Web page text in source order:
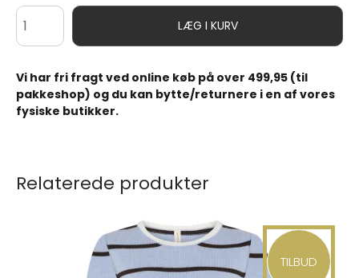
LÆG I KURV
Vi har fri fragt ved online køb på over 499,95 (til
pakkeshop) og du kan bytte/returnere i en af vores
fysiske butikker.
Relaterede produkter
TILBUD